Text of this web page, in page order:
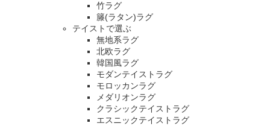
竹ラグ
籐(ラタン)ラグ
テイストで選ぶ
無地系ラグ
北欧ラグ
韓国風ラグ
モダンテイストラグ
モロッカンラグ
メダリオンラグ
クラシックテイストラグ
エスニックテイストラグ